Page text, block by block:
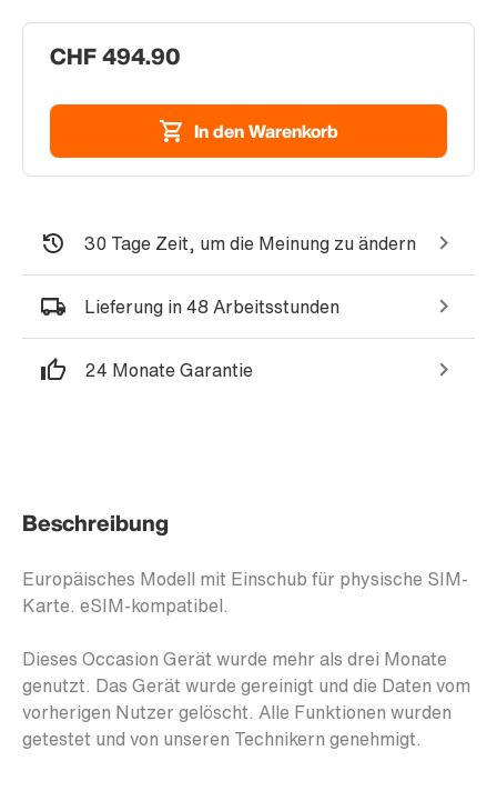
CHF 494.90
In den Warenkorb
30 Tage Zeit, um die Meinung zu ändern
Lieferung in 48 Arbeitsstunden
24 Monate Garantie
Beschreibung
Europäisches Modell mit Einschub für physische SIM-
Karte. eSIM-kompatibel.
Dieses Occasion Gerät wurde mehr als drei Monate
genutzt. Das Gerät wurde gereinigt und die Daten vom
vorherigen Nutzer gelöscht. Alle Funktionen wurden
getestet und von unseren Technikern genehmigt.